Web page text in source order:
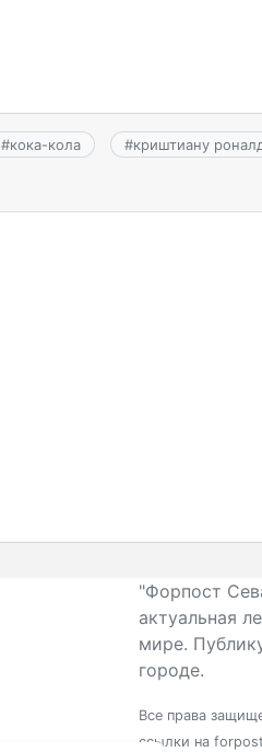
#кока-кола #криштиану
"Форпост
актуальная
мире.
городе.
Все права
ссылки на